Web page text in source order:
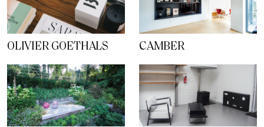
OLIVIER GOETHALS CAMBER